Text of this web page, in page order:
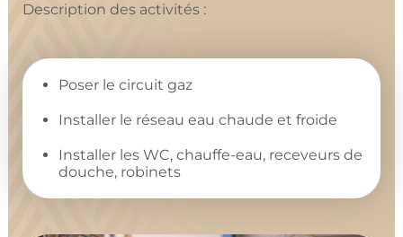
Description des activités :
Poser le circuit gaz
Installer le réseau eau chaude et froide
Installer les WC, chauffe-eau, receveurs de
douche, robinets